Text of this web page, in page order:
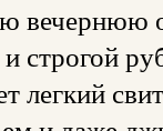
вечернюю
строгой
легкий